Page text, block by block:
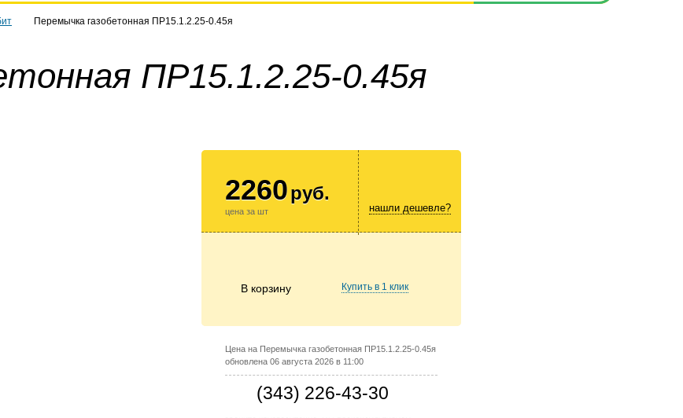
Перемычка газобетонная ПР15.1.2.25-0.45я
ПР15.1.2.25-0.45я
2260руб.
цена за шт нашли дешевле?
В корзину Купить в 1 клик
Цена на Перемычка газобетонная ПР15.1.2.25-0.45я
обновлена 06 августа 2026 в 11:00
(343) 226-43-30